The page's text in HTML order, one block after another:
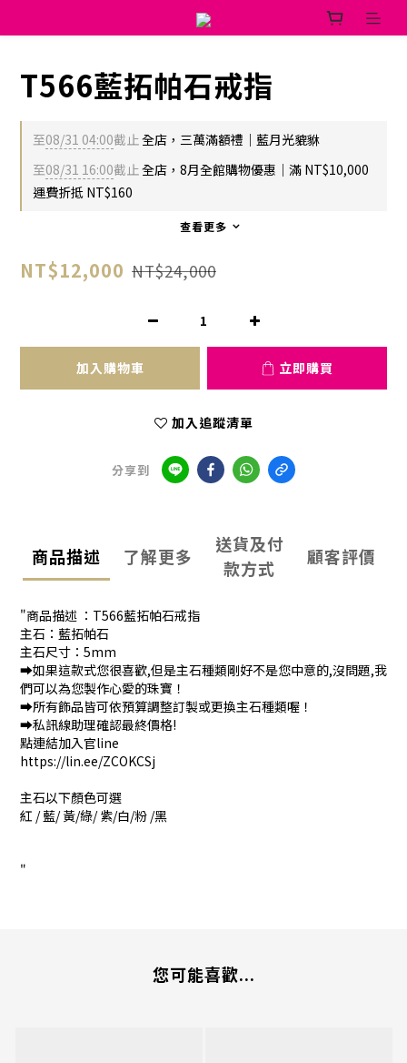
T566藍拓帕石戒指
至08/31 04:00截止全店，三萬滿額禮｜藍月光貔貅
至08/31 16:00截止全店，8月全館購物優惠｜滿 NT$10,000
運費折抵 NT$160
查看更多
NT$12,000 NT$24,000
加入購物車 立即購買
加入追蹤清單
分享到
商品描述 了解更多
送貨及付
款方式
顧客評價
"商品描述 ：T566藍拓帕石戒指
主石：藍拓帕石
主石尺寸：5mm
➡️如果這款式您很喜歡,但是主石種類剛好不是您中意的,沒問題,我
們可以為您製作心愛的珠寶！
➡️所有飾品皆可依預算調整訂製或更換主石種類喔！
➡️私訊線助理確認最終價格!
點連結加入官line
https://lin.ee/ZCOKCSj
主石以下顏色可選
紅 / 藍/ 黃/綠/ 紫/白/粉 /黑
"
您可能喜歡...